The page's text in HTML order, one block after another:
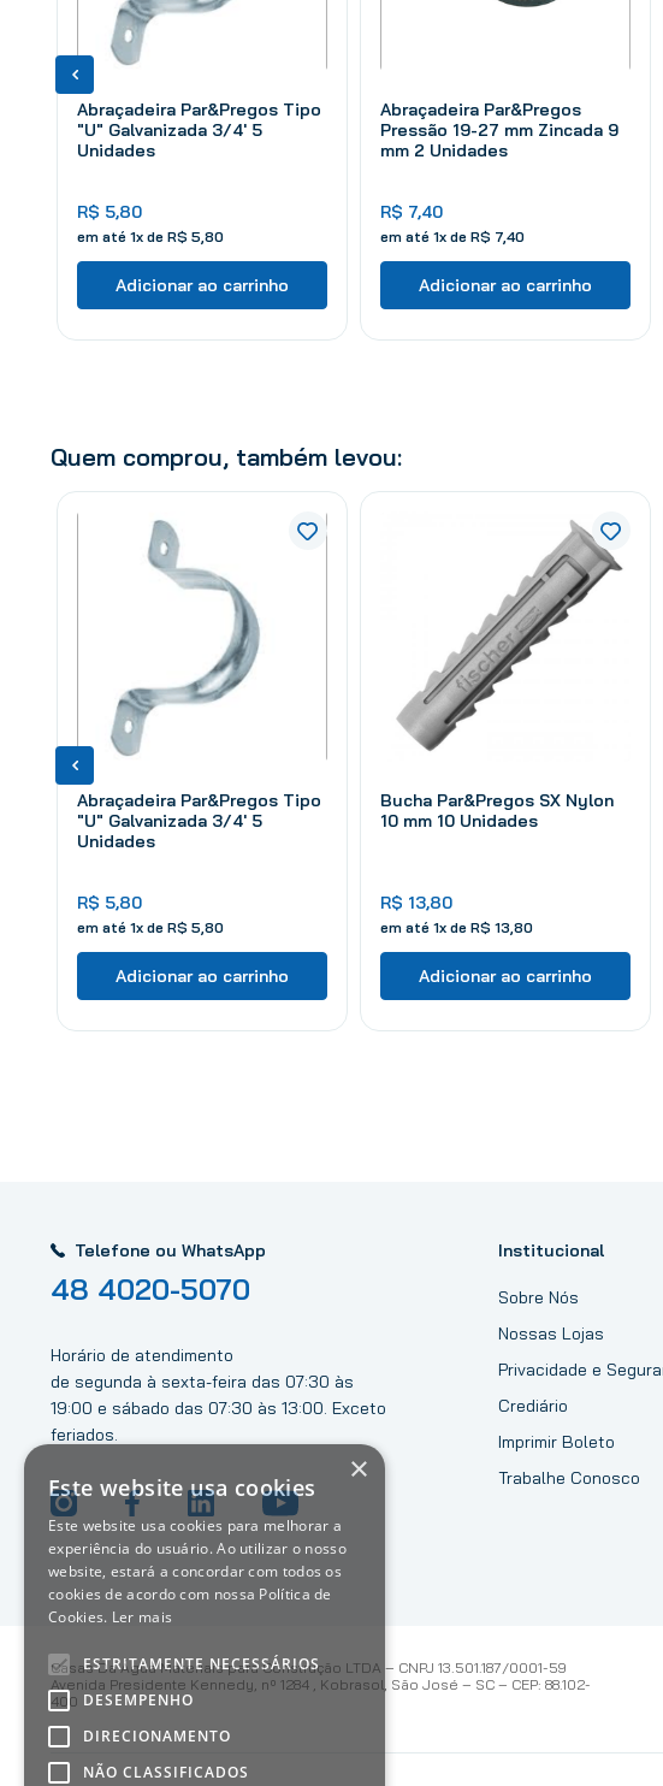
Abraçadeira Par&Pregos Tipo
"U" Galvanizada 3/4' 5
Unidades
R$ 5,80
em até 1x de R$ 5 80
Adicionar ao carrinho
Abraçadeira Par&Pregos
Pressão 19-27 mm Zincada 9
mm 2 Unidades
R$ 7,40
em até 1x de R$ 7 40
Adicionar ao carrinho
Quem comprou, também levou:
Abraçadeira Par&Pregos Tipo
"U" Galvanizada 3/4' 5
Unidades
R$ 5,80
em até 1x de R$ 5 80
Adicionar ao carrinho
Bucha Par&Pregos SX Nylon
10 mm 10 Unidades
R$ 13,80
em até 1x de R$ 13 80
Adicionar ao carrinho
Telefone ou WhatsApp
48 4020-5070
Horário de atendimento
de segunda à sexta-feira das 07:30 às
19:00 e sábado das 07:30 às 13:00. Exceto
feriados.
Institucional
Sobre Nós
Nossas Lojas
Privacidade e
Crediário
Imprimir Boleto
Trabalhe Conosco
Casas Da Água Materiais para Construção LTDA – CNPJ 13.501.187/0001-59
Avenida Presidente Kennedy, nº 1284 , Kobrasol, São José – SC – CEP: 88.102-
400
×
Este website usa cookies
Este website usa cookies para melhorar a
experiência do usuário. Ao utilizar o nosso
website, estará a concordar com todos os
cookies de acordo com nossa Política de
Cookies. Ler mais
ESTRITAMENTE NECESSÁRIOS
DESEMPENHO
DIRECIONAMENTO
NÃO CLASSIFICADOS